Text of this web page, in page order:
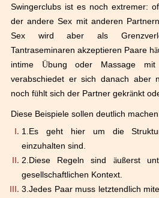
Swingerclubs ist es noch extremer:
der andere Sex mit anderen
Sex wird aber als
Tantraseminaren akzeptieren Paare hä
intime Übung oder Massage mit
verabschiedet er sich danach aber
noch fühlt sich der Partner gekränkt
Diese Beispiele sollen deutlich
1. Es geht hier um die
einzuhalten sind.
2. Diese Regeln sind äußerst
gesellschaftlichen Kontext.
3. Jedes Paar muss letztendlich